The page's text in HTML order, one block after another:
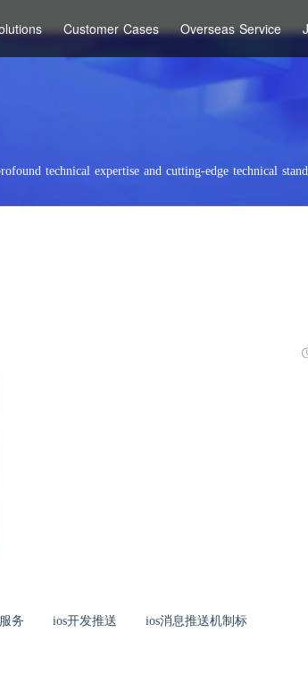
Customer Cases Overseas Service
technical expertise and cutting-edge technical
务 ios开发推送 ios消息推送机制标